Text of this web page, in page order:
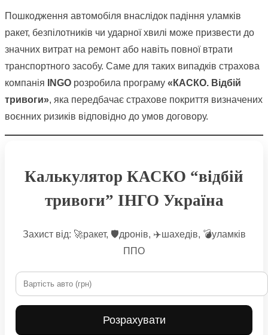
Пошкодження автомобіля внаслідок падіння уламків
ракет, безпілотників чи ударної хвилі може призвести до
значних витрат на ремонт або навіть повної втрати
транспортного засобу. Саме для таких випадків страхова
компанія
INGO розробила програму «КАСКО. Відбій
тривоги», яка передбачає страхове покриття визначених
воєнних ризиків відповідно до умов договору.
Калькулятор КАСКО “відбій
тривоги” ІНГО Україна
Захист від: 🚀ракет, 🛡дронів, ✈️шахедів, 💣уламків
ППО
Розрахувати